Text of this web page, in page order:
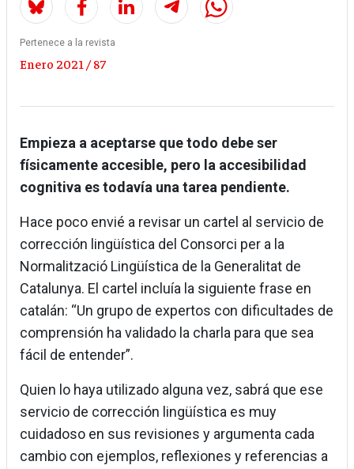
Pertenece a la revista
Enero 2021 / 87
Empieza a aceptarse que todo debe ser
físicamente accesible, pero la accesibilidad
cognitiva es todavía una tarea pendiente.
Hace poco envié a revisar un cartel al servicio de
corrección lingüística del Consorci per a la
Normalització Lingüística de la Generalitat de
Catalunya. El cartel incluía la siguiente frase en
catalán: “Un grupo de expertos con dificultades de
comprensión ha validado la charla para que sea
fácil de entender”.
Quien lo haya utilizado alguna vez, sabrá que ese
servicio de corrección lingüística es muy
cuidadoso en sus revisiones y argumenta cada
cambio con ejemplos, reflexiones y referencias a